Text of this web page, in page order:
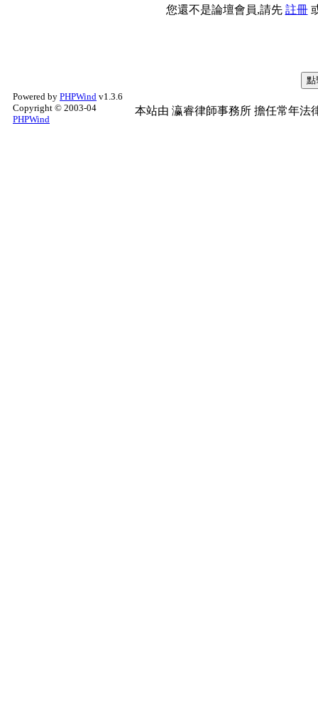
您還不是論壇會員,請先 註冊
Powered by PHPWind v1.3.6
Copyright © 2003-04
PHPWind
本站由 瀛睿律師事務所 擔任常年法